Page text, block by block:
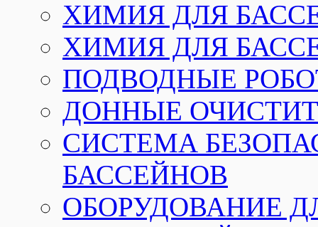
ХИМИЯ ДЛЯ
ХИМИЯ ДЛЯ
ПОДВОДНЫЕ
ДОННЫЕ
СИСТЕМА
БАССЕЙНОВ
ОБОРУДОВАНИЕ